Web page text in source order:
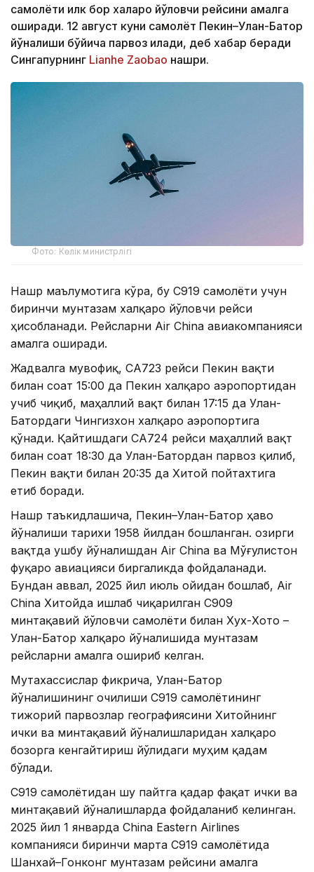
самолёти илк бор халқаро йўловчи рейсини амалга
оширади. 12 август куни самолёт Пекин–Улан-Батор
йўналиши бўйича парвоз қилади, деб хабар беради
Сингапурнинг Lianhe Zaobao нашри.
Фото: Көлік министрлігі
Нашр маълумотига кўра, бу C919 самолёти учун
биринчи мунтазам халқаро йўловчи рейси
ҳисобланади. Рейсларни Air China авиакомпанияси
амалга оширади.
Жадвалга мувофиқ, CA723 рейси Пекин вақти
билан соат 15:00 да Пекин халқаро аэропортидан
учиб чиқиб, маҳаллий вақт билан 17:15 да Улан-
Батордаги Чингизхон халқаро аэропортига
қўнади. Қайтишдаги CA724 рейси маҳаллий вақт
билан соат 18:30 да Улан-Батордан парвоз қилиб,
Пекин вақти билан 20:35 да Хитой пойтахтига
етиб боради.
Нашр таъкидлашича, Пекин–Улан-Батор ҳаво
йўналиши тарихи 1958 йилдан бошланган. Ҳозирги
вақтда ушбу йўналишдан Air China ва Мўғулистон
фуқаро авиацияси биргаликда фойдаланади.
Бундан аввал, 2025 йил июль ойидан бошлаб, Air
China Хитойда ишлаб чиқарилган C909
минтақавий йўловчи самолёти билан Хух-Хото –
Улан-Батор халқаро йўналишида мунтазам
рейсларни амалга ошириб келган.
Мутахассислар фикрича, Улан-Батор
йўналишининг очилиши C919 самолётининг
тижорий парвозлар географиясини Хитойнинг
ички ва минтақавий йўналишларидан халқаро
бозорга кенгайтириш йўлидаги муҳим қадам
бўлади.
C919 самолётидан шу пайтга қадар фақат ички ва
минтақавий йўналишларда фойдаланиб келинган.
2025 йил 1 январда China Eastern Airlines
компанияси биринчи марта C919 самолётида
Шанхай–Гонконг мунтазам рейсини амалга